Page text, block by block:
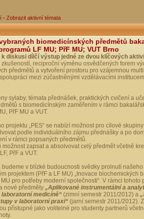
• Zobrazit aktivní témata
biomedicínských předmětů
LF MU; PřF MU; VUT Brno
k diskusi dílčí výstup jedné ze dvou klíčových
reciproční výměnu osvědčených forem
předmětů a vytvoření prostoru pro vzájemnou
mezi zúčastněnými vzdělávacími
sylaby, témata přednášek, praktických cvičení a
s biomedicínským zaměřením v rámci
PřF MU a VUT.
projektu „PES“ se nabízí možnost pro cílové
podle individuálního zájmu přednášky a po
v rámci popsaných předmětů.
možnost zapsat a absolvovat celý předmět včetně
PřF a VUT.
budeme v blízké budoucnosti svědky prolnutí
projektem (PřF a LF MU) „Inovace biochemických
pro potřeby moderní společnosti“. V rámci tohoto
nové předměty „Aplikované instrumentální a
medicíně“ (zimní semestr 2011/2012) a
v laboratorní praxi“ (jarní semestr 2011/2012).
přístupné jako volitelné pro studenty partnerů